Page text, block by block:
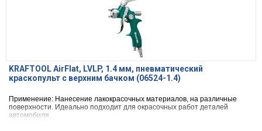
KRAFTOOL AirFlat, LVLP, 1.4 мм, пневматический
краскопульт с верхним бачком (06524-1.4)
Применение: Нанесение лакокрасочных материалов, на различные
поверхности. Идеально подходит для окрасочных работ деталей
автомобиля.